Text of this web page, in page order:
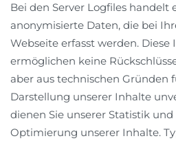
Bei den Server Logfiles handelt
anonymisierte Daten, die bei
Webseite erfasst werden.
ermöglichen keine
aber aus technischen Gründen
Darstellung unserer Inhalte
dienen Sie unserer Statistik
Optimierung unserer Inhalte.